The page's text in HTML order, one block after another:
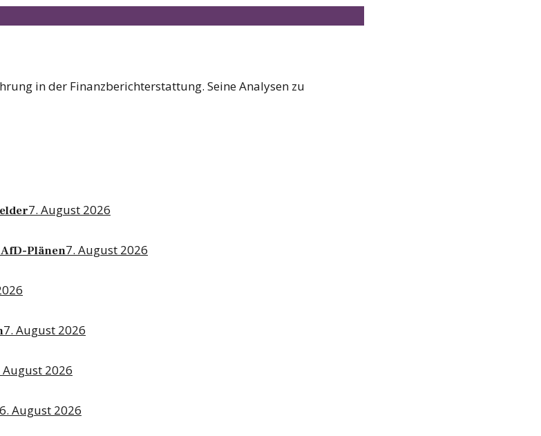
in der Finanzberichterstattung. Seine Analysen zu
7. August 2026
Plänen7. August 2026
7. August 2026
August 2026
6. August 2026